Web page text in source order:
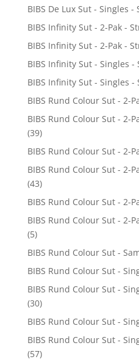
BIBS De Lux Sut - Singles
BIBS Infinity Sut - 2-Pak -
BIBS Infinity Sut - 2-Pak -
BIBS Infinity Sut - Singles -
BIBS Infinity Sut - Singles -
BIBS Rund Colour Sut - 2-
BIBS Rund Colour Sut - 2-
(39)
BIBS Rund Colour Sut - 2-
BIBS Rund Colour Sut - 2-
(43)
BIBS Rund Colour Sut - 2-
BIBS Rund Colour Sut - 2-
(5)
BIBS Rund Colour Sut -
BIBS Rund Colour Sut -
BIBS Rund Colour Sut -
(30)
BIBS Rund Colour Sut -
BIBS Rund Colour Sut -
(57)